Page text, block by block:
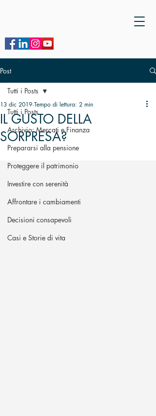
Post
Tutti i Posts
Archivio: Mercati e Finanza
Prepararsi alla pensione
Proteggere il patrimonio
Investire con serenità
Affrontare i cambiamenti
Decisioni consapevoli
Casi e Storie di vita
Tutti i Posts
IL GUSTO DELLA
SORPRESA?
13 dic 2019 Tempo di lettura: 2 min